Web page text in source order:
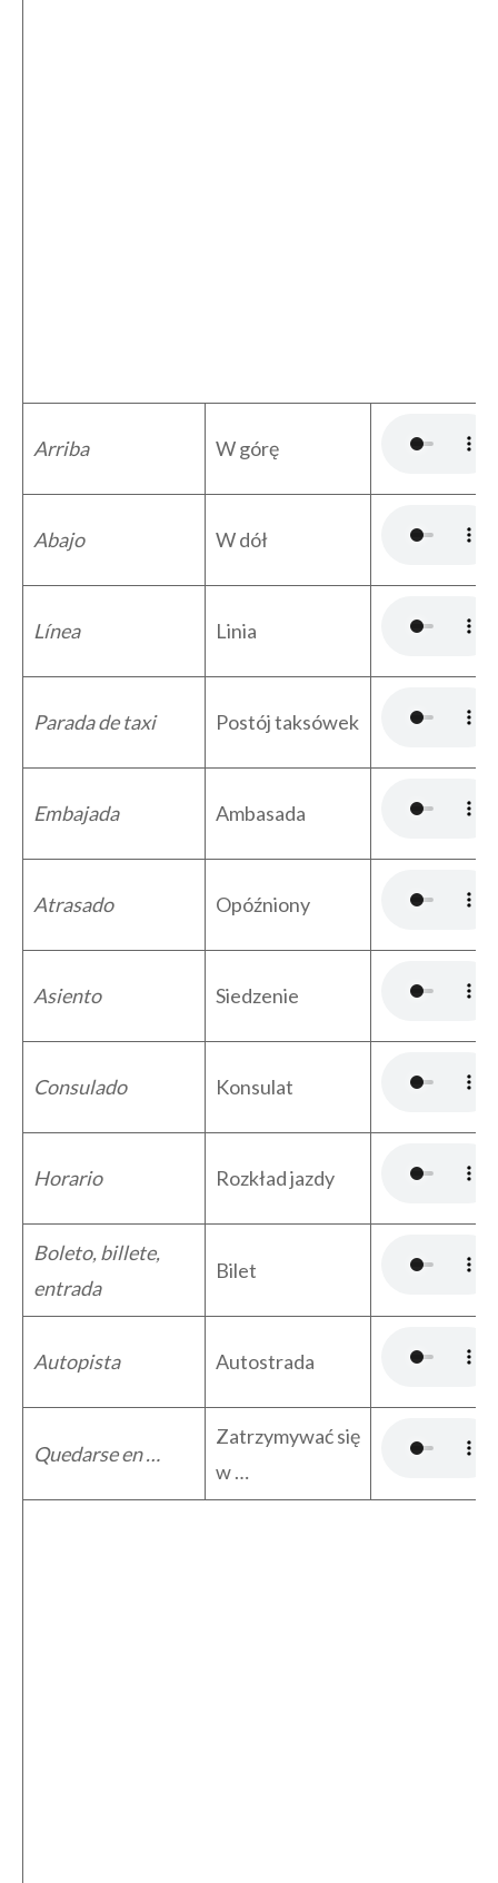
Arriba W górę
Abajo W dół
Línea Linia
Parada de taxi Postój taksówek
Embajada Ambasada
Atrasado Opóźniony
Asiento Siedzenie
Consulado Konsulat
Horario Rozkład jazdy
Boleto, billete,
entrada
Bilet
Autopista Autostrada
Quedarse en …
Zatrzymywać się
w …